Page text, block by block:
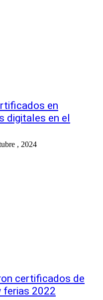
en
digitales en el
, 2024
certificados de
ferias 2022